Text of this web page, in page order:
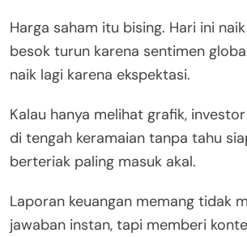
Harga saham itu bising. Hari ini
besok turun karena sentimen
naik lagi karena ekspektasi.
Kalau hanya melihat grafik,
di tengah keramaian tanpa tahu
berteriak paling masuk akal.
Laporan keuangan memang tidak
jawaban instan, tapi memberi